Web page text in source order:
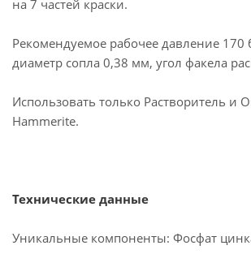
на 7 частей краски.
Рекомендуемое рабочее давление 170
диаметр сопла 0,38 мм, угол факела
Использовать только Растворитель и
Hammerite.
Технические данные
Уникальные компоненты: Фосфат